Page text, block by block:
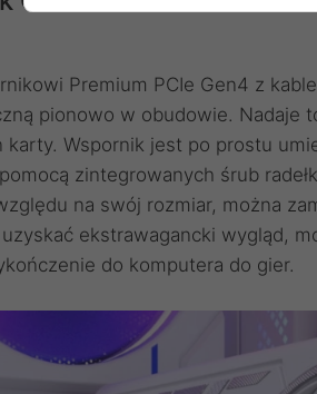
Premium PCIe Gen4 z
pionowo w obudowie. Nadaje
karty. Wspornik jest po prostu
zintegrowanych śrub
na swój rozmiar, można
ekstrawagancki wygląd,
do komputera do gier.